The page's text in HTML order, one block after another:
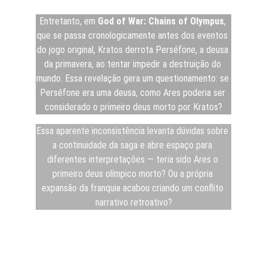
Essa aparente inconsistência levanta dúvidas sobre
a continuidade da saga e abre espaço para
diferentes interpretações — teria sido Ares o
primeiro deus olímpico morto? Ou a própria
expansão da franquia acabou criando um conflito
narrativo retroativo?
Entretanto, em God of War: Chains of Olympus,
que se passa cronologicamente antes dos eventos
do jogo original, Kratos derrota Perséfone, a deusa
da primavera, ao tentar impedir a destruição do
mundo. Essa revelação gera um questionamento: se
Perséfone era uma deusa, como Ares poderia ser
considerado o primeiro deus morto por Kratos?